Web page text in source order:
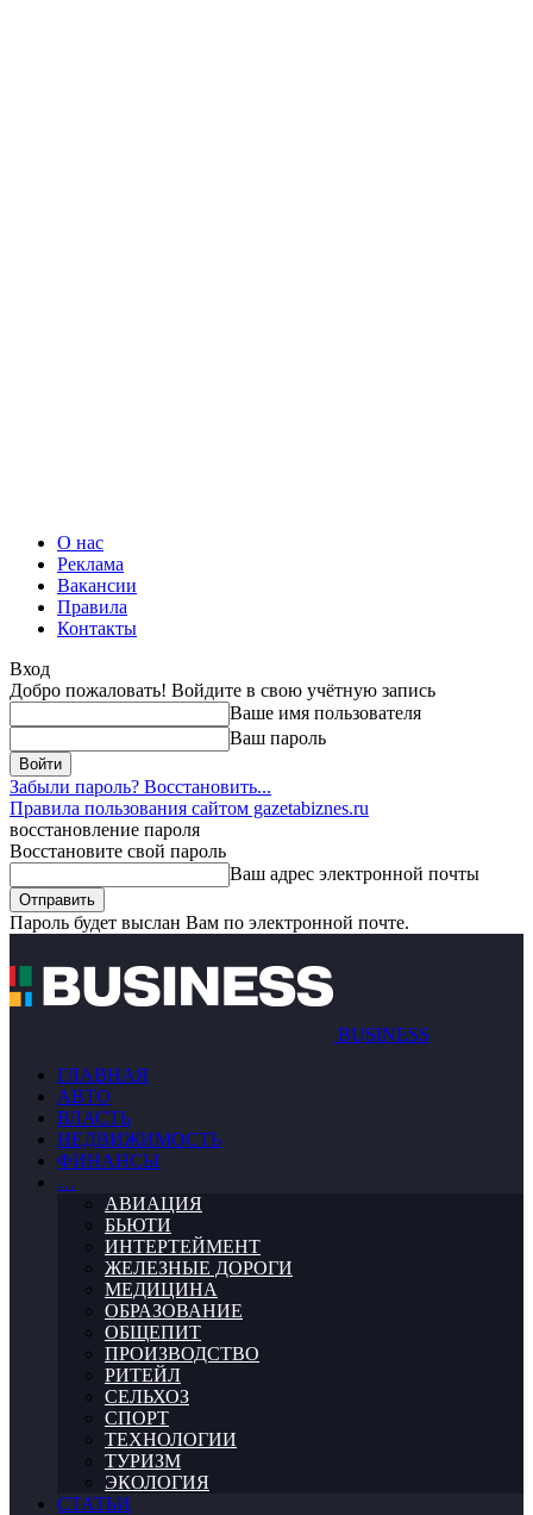
О нас
Реклама
Вакансии
Правила
Контакты
Вход
Добро пожаловать! Войдите в свою учётную запись
Ваше имя пользователя
Ваш пароль
Забыли пароль? Восстановить...
Правила пользования сайтом gazetabiznes.ru
восстановление пароля
Восстановите свой пароль
Ваш адрес электронной почты
Пароль будет выслан Вам по электронной почте.
BUSINESS
ГЛАВНАЯ
АВТО
ВЛАСТЬ
НЕДВИЖИМОСТЬ
ФИНАНСЫ
…
АВИАЦИЯ
БЬЮТИ
ИНТЕРТЕЙМЕНТ
ЖЕЛЕЗНЫЕ ДОРОГИ
МЕДИЦИНА
ОБРАЗОВАНИЕ
ОБЩЕПИТ
ПРОИЗВОДСТВО
РИТЕЙЛ
СЕЛЬХОЗ
СПОРТ
ТЕХНОЛОГИИ
ТУРИЗМ
ЭКОЛОГИЯ
СТАТЬИ